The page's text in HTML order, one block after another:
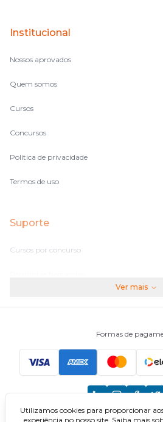
no volume de matérias.
Institucional
Nossos aprovados
Quem somos
Cursos
Concursos
Política de privacidade
Termos de uso
Suporte
Cursos por concurso
Principais Concursos
CNU
TCU
Ver mais
Formas de
Utilizamos cookies para proporcionar
experiência no nosso site. Saiba mais